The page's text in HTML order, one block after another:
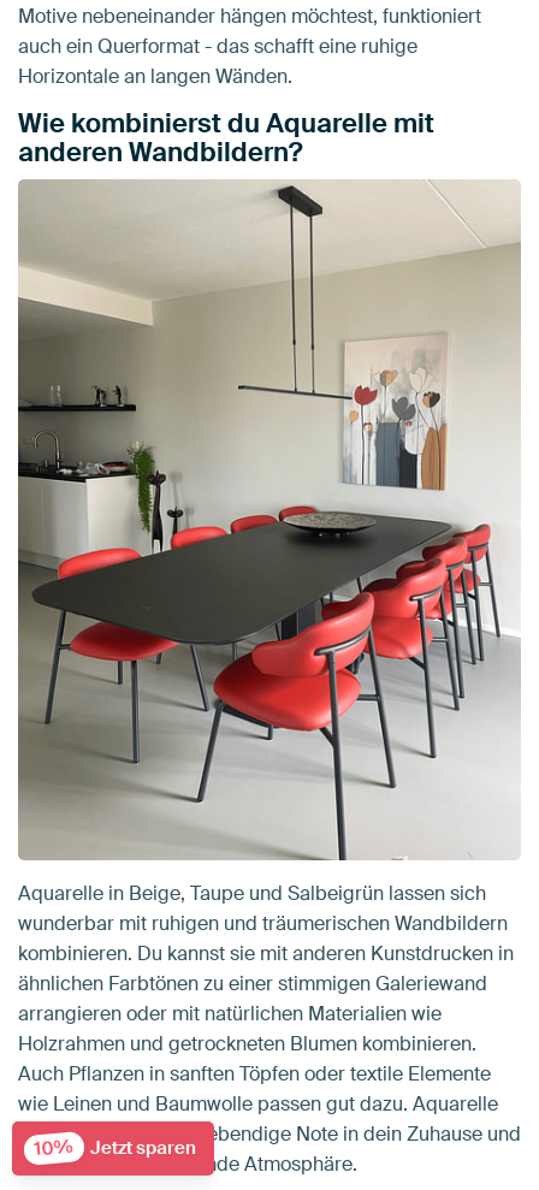
Motive nebeneinander hängen möchtest, funktioniert
auch ein Querformat - das schafft eine ruhige
Horizontale an langen Wänden.
Wie kombinierst du Aquarelle mit
anderen Wandbildern?
Aquarelle in Beige, Taupe und Salbeigrün lassen sich
wunderbar mit ruhigen und träumerischen Wandbildern
kombinieren. Du kannst sie mit anderen Kunstdrucken in
ähnlichen Farbtönen zu einer stimmigen Galeriewand
arrangieren oder mit natürlichen Materialien wie
Holzrahmen und getrockneten Blumen kombinieren.
Auch Pflanzen in sanften Töpfen oder textile Elemente
wie Leinen und Baumwolle passen gut dazu. Aquarelle
bringen eine leichte, lebendige Note in dein Zuhause und
schaffen eine einladende Atmosphäre.
10% Jetzt sparen